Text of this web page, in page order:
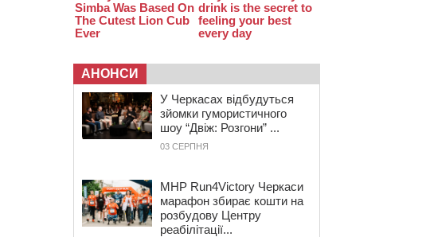
АНОНСИ
У Черкасах відбудуться
зйомки гумористичного
шоу “Двіж: Розгони” ...
03 СЕРПНЯ
MHP Run4Victory Черкаси
марафон збирає кошти на
розбудову Центру
реабілітації...